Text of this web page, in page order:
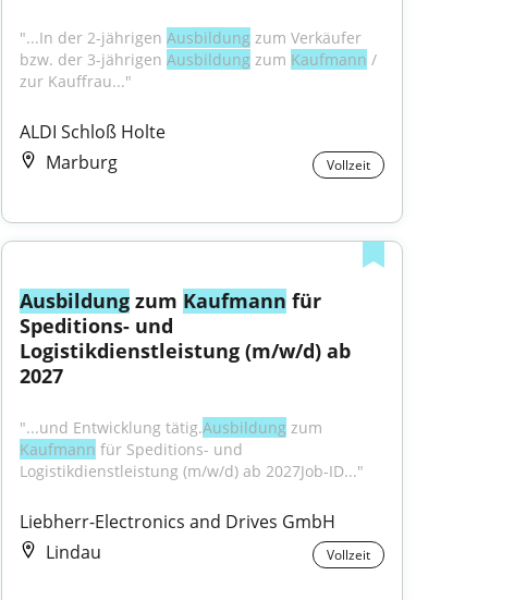
"...In der 2-jährigen Ausbildung zum Verkäufer
bzw. der 3-jährigen Ausbildung zum Kaufmann /
zur Kauffrau..."
ALDI Schloß Holte
Marburg
Vollzeit
Ausbildung zum Kaufmann für
Speditions- und
Logistikdienstleistung (m/w/d) ab
2027
"...und Entwicklung tätig.Ausbildung
Kaufmann für Speditions- und
Logistikdienstleistung (m/w/d) ab 2027Job-ID..."
Liebherr-Electronics and Drives GmbH
Lindau
Vollzeit